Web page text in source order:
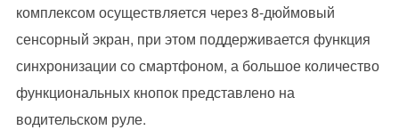
комплексом осуществляется через 8-дюймовый
сенсорный экран, при этом поддерживается функция
синхронизации со смартфоном, а большое количество
функциональных кнопок представлено на
водительском руле.